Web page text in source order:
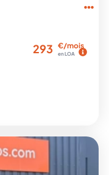
293 €/mois
en LOA